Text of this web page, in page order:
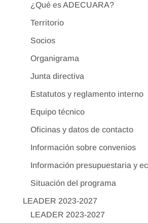
¿Qué es ADECUARA?
Territorio
Socios
Organigrama
Junta directiva
Estatutos y reglamento interno
Equipo técnico
Oficinas y datos de contacto
Información sobre convenios
Información presupuestaria y
Situación del programa
LEADER 2023-2027
LEADER 2023-2027